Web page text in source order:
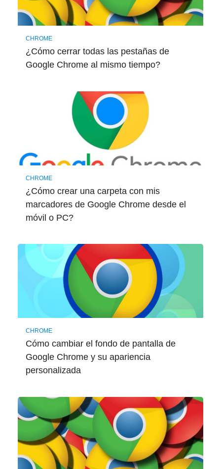
CHROME
¿Cómo cerrar todas las pestañas de
Google Chrome al mismo tiempo?
CHROME
¿Cómo crear una carpeta con mis
marcadores de Google Chrome desde el
móvil o PC?
CHROME
Cómo cambiar el fondo de pantalla de
Google Chrome y su apariencia
personalizada